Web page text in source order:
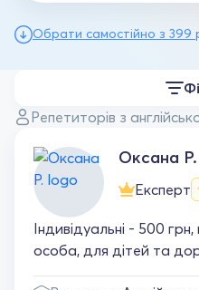
Обрати самостійно з 399
Репетиторів з
Оксана Р.
Експерт
Індивідуальні - 500
особа, для дітей та